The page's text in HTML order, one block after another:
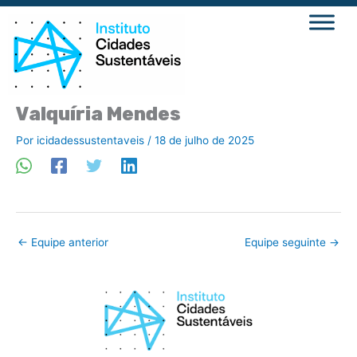
Ir
para
conteúdo
Valquíria Mendes
Por icidadessustentaveis / 18 de julho de 2025
← Equipe anterior Equipe seguinte →